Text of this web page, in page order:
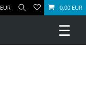
EUR 0,00 EUR
☰